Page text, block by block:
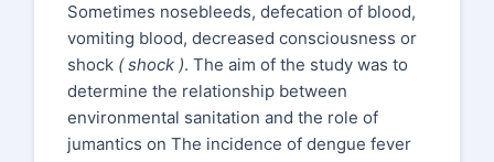
Sometimes nosebleeds, defecation of blood,
vomiting blood, decreased consciousness or
shock ( shock ). The aim of the study was to
determine the relationship between
environmental sanitation and the role of
jumantics on The incidence of dengue fever